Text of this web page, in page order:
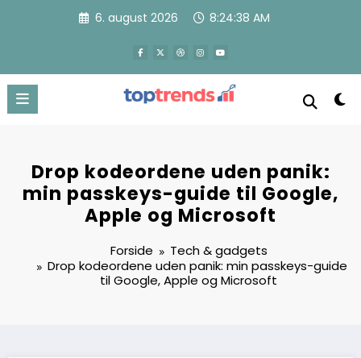
6. august 2026 8:24:40 AM
Drop kodeordene uden panik:
min passkeys-guide til Google,
Apple og Microsoft
Forside
Tech & gadgets
Drop kodeordene uden panik: min passkeys-guide
til Google, Apple og Microsoft